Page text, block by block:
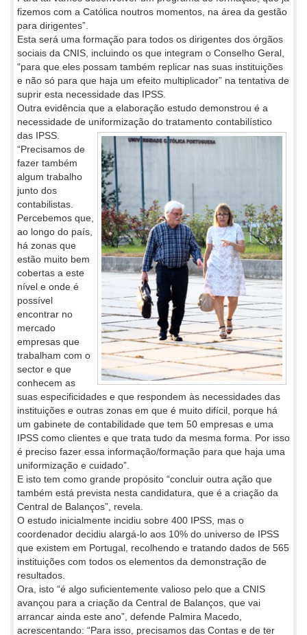
fizemos com a Católica noutros momentos, na área da gestão
para dirigentes”.
Esta será uma formação para todos os dirigentes dos órgãos
sociais da CNIS, incluindo os que integram o Conselho Geral,
“para que eles possam também replicar nas suas instituições
e não só para que haja um efeito multiplicador” na tentativa de
suprir esta necessidade das IPSS.
Outra evidência que a elaboração estudo demonstrou é a
necessidade de uniformização do tratamento contabilístico
das IPSS.
“Precisamos de
fazer também
algum trabalho
junto dos
contabilistas.
Percebemos que,
ao longo do país,
há zonas que
estão muito bem
cobertas a este
nível e onde é
possível
encontrar no
mercado
empresas que
trabalham com o
sector e que
conhecem as
suas especificidades e que respondem às necessidades das
instituições e outras zonas em que é muito difícil, porque há
um gabinete de contabilidade que tem 50 empresas e uma
IPSS como clientes e que trata tudo da mesma forma. Por isso
é preciso fazer essa informação/formação para que haja uma
uniformização e cuidado”.
E isto tem como grande propósito “concluir outra ação que
também está prevista nesta candidatura, que é a criação da
Central de Balanços”, revela.
O estudo inicialmente incidiu sobre 400 IPSS, mas o
coordenador decidiu alargá-lo aos 10% do universo de IPSS
que existem em Portugal, recolhendo e tratando dados de 565
instituições com todos os elementos da demonstração de
resultados.
Ora, isto “é algo suficientemente valioso pelo que a CNIS
avançou para a criação da Central de Balanços, que vai
arrancar ainda este ano”, defende Palmira Macedo,
acrescentando: “Para isso, precisamos das Contas e de ter